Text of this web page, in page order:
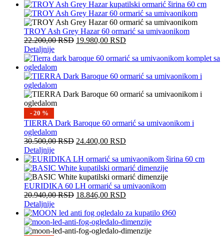
TROY Ash Grey Hazar 60 ormarić sa umivaonikom
22.200,00RSD 19.980,00 RSD
Detaljnije
- 20 %
TIERRA Dark Baroque 60 ormarić sa umivaonikom i
ogledalom
30.500,00RSD 24.400,00 RSD
Detaljnije
EURIDIKA 60 LH ormarić sa umivaonikom
20.940,00RSD 18.846,00 RSD
Detaljnije